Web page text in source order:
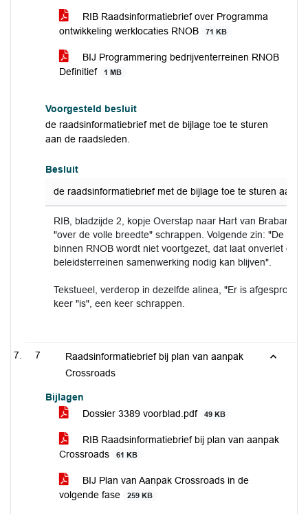
RIB Raadsinformatiebrief over Programma
ontwikkeling werklocaties RNOB
71 KB
BIJ Programmering bedrijventerreinen RNOB
Definitief
1 MB
Voorgesteld besluit
de raadsinformatiebrief met de bijlage toe te sturen
aan de raadsleden.
Besluit
de raadsinformatiebrief met de bijlage toe te sturen aan
RIB, bladzijde 2, kopje Overstap naar Hart van Brabant,
"over de volle breedte" schrappen. Volgende zin: "De
binnen RNOB wordt niet voortgezet, dat laat onverlet dat
beleidsterreinen samenwerking nodig kan blijven".
Tekstueel, verderop in dezelfde alinea, "Er is afgesproken
keer "is", een keer schrappen.
7
Raadsinformatiebrief bij plan van aanpak
Crossroads
Bijlagen
Dossier 3389 voorblad.pdf
49 KB
RIB Raadsinformatiebrief bij plan van aanpak
Crossroads
61 KB
BIJ Plan van Aanpak Crossroads in de
volgende fase
259 KB